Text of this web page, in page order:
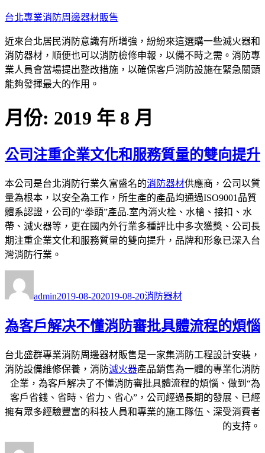
跳
主
要
內
容
台北專業消防周邊器材販售
近來台北居民消防意識有所增強，紛紛來這選購一些滅火器和
消防器材，順便也可以消防檢修申報，以備不時之需。消防專
業人員會當場提出整改措施，以確保客戶消防設施在緊急關頭
能夠發揮最大的作用。
月份: 2019 年 8 月
公司注重企業文化和服務質量的雙向提升
本公司是台北消防行業久富盛名的消防器材供應商，公司以質
量為根本，以安全為工作，所生產的產品均通過ISO9001品質
體系認證，公司的“拳頭”產品.室內消火栓、水槍、接扣、水
帶、滅火器等，更在國內外行業多種評比中多次獲獎、公司長
期注重企業文化和服務質量的雙向提升，品牌和形象已深入台
灣消防行業。
者
admin佈
期:
2019-08-202019-08-20類
消防器材
為客戶解决不懂消防審批具體流程的煩惱
台北盛群專業消防周邊器材販售是一家集消防工程設計安裝，
消防設備維修保養，消防滅火器產品銷售為一體的專業化消防
企業，為客戶解决了不懂消防審批具體流程的煩惱、做到“為
客戶省錢、省時、省力、省心”，公司經過長期的發展、已經
擁有眾多經驗豐富的科技人員和專業的施工隊伍、深受消費者
的支持。